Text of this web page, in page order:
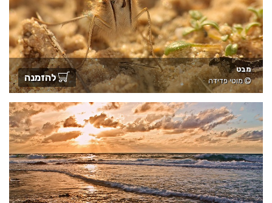
מבט
מוטי פדידה
להזמנה